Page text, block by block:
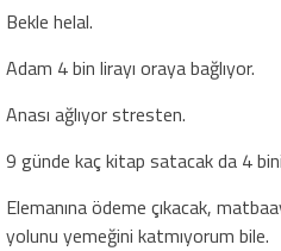
Bekle helal.
Adam 4 bin lirayı oraya bağlıyor.
Anası ağlıyor stresten.
9 günde kaç kitap satacak da 4
Elemanına ödeme çıkacak,
yolunu yemeğini katmıyorum bile.